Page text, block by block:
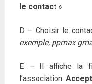
le contact »
D – Choisir le
exemple, ppmax
E – Il affiche la
l’association.